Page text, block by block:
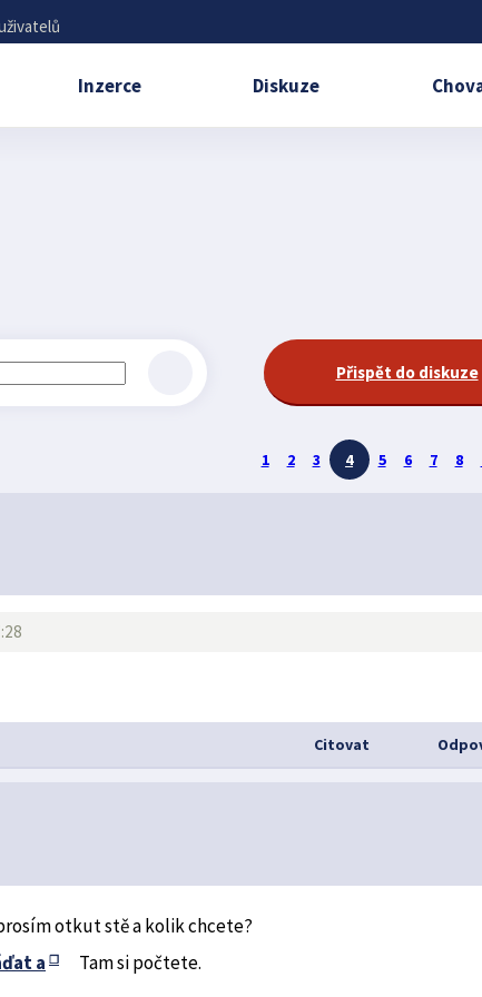
Inzerce Diskuze
Přispět do diskuze
1 2 3 4 5 6 7 8
Citovat
otkut stě a kolik chcete?
a Tam si počtete.